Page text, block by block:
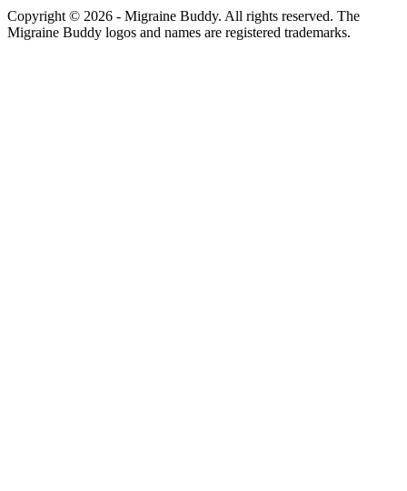
Copyright © 2026 - Migraine Buddy. All rights reserved. The
Migraine Buddy logos and names are registered trademarks.